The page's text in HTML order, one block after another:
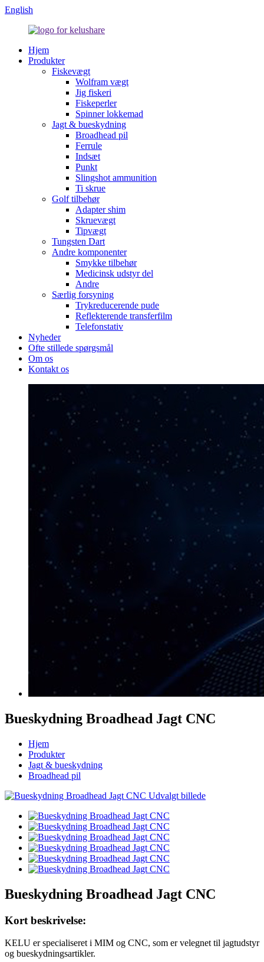
English
Hjem
Produkter
Fiskevægt
Wolfram vægt
Jig fiskeri
Fiskeperler
Spinner lokkemad
Jagt & bueskydning
Broadhead pil
Ferrule
Indsæt
Punkt
Slingshot ammunition
Ti skrue
Golf tilbehør
Adapter shim
Skruevægt
Tipvægt
Tungsten Dart
Andre komponenter
Smykke tilbehør
Medicinsk udstyr del
Andre
Særlig forsyning
Trykreducerende pude
Reflekterende transferfilm
Telefonstativ
Nyheder
Ofte stillede spørgsmål
Om os
Kontakt os
Bueskydning Broadhead Jagt CNC
Hjem
Produkter
Jagt & bueskydning
Broadhead pil
Bueskydning Broadhead Jagt CNC
Kort beskrivelse:
KELU er specialiseret i MIM og CNC, som er velegnet til jagtudstyr
og bueskydningsartikler.